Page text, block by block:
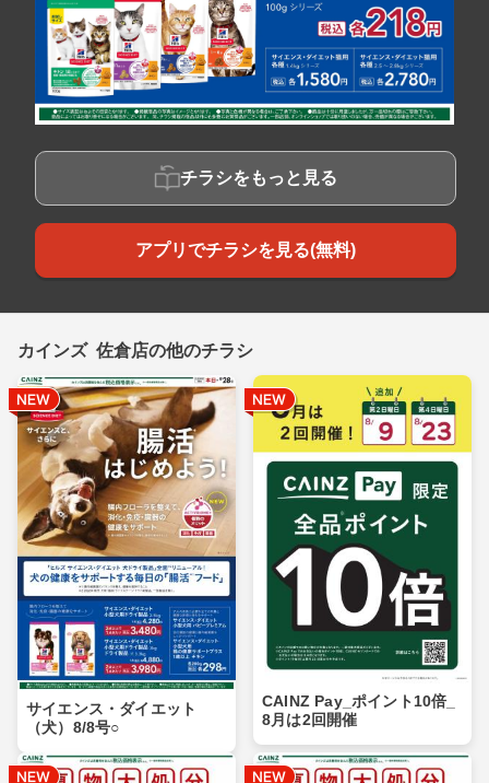
チラシをもっと見る
アプリでチラシを見る(無料)
カインズ 佐倉店の他のチラシ
サイエンス・ダイエット
（犬）8/8号○
CAINZ Pay_ポイント10倍_
8月は2回開催